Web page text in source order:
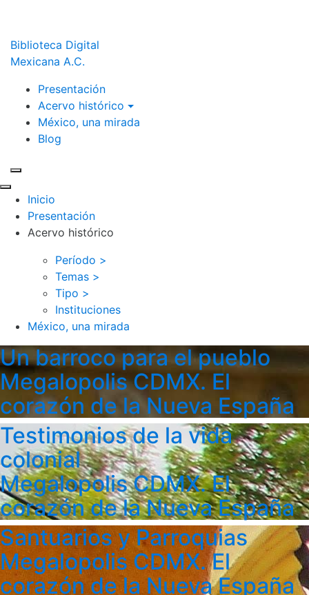
Biblioteca Digital
Mexicana A.C.
Presentación
Acervo histórico
México, una mirada
Blog
Inicio
Presentación
Acervo histórico
Período >
Temas >
Tipo >
Instituciones
México, una mirada
Un barroco para el pueblo
Megalopolis CDMX. El
corazón de la Nueva España
Testimonios de la vida
colonial
Megalopolis CDMX. El
corazón de la Nueva España
Santuarios y Parroquias
Megalopolis CDMX. El
corazón de la Nueva España